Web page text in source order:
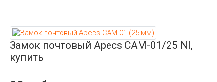
Замок почтовый Apecs CAM-01/25 NI,
купить